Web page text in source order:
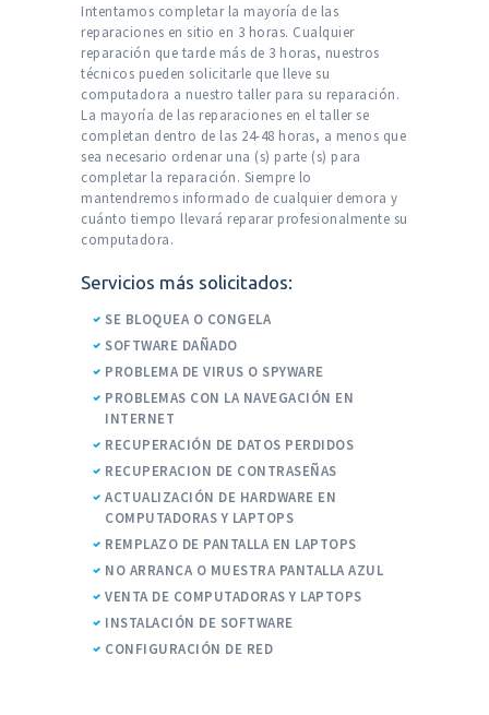
Intentamos completar la mayoría de las
reparaciones en sitio en 3 horas. Cualquier
reparación que tarde más de 3 horas, nuestros
técnicos pueden solicitarle que lleve su
computadora a nuestro taller para su reparación.
La mayoría de las reparaciones en el taller se
completan dentro de las 24-48 horas, a menos que
sea necesario ordenar una (s) parte (s) para
completar la reparación. Siempre lo
mantendremos informado de cualquier demora y
cuánto tiempo llevará reparar profesionalmente su
computadora.
Servicios más solicitados:
SE BLOQUEA O CONGELA
SOFTWARE DAÑADO
PROBLEMA DE VIRUS O SPYWARE
PROBLEMAS CON LA NAVEGACIÓN EN
INTERNET
RECUPERACIÓN DE DATOS PERDIDOS
RECUPERACION DE CONTRASEÑAS
ACTUALIZACIÓN DE HARDWARE EN
COMPUTADORAS Y LAPTOPS
REMPLAZO DE PANTALLA EN LAPTOPS
NO ARRANCA O MUESTRA PANTALLA AZUL
VENTA DE COMPUTADORAS Y LAPTOPS
INSTALACIÓN DE SOFTWARE
CONFIGURACIÓN DE RED